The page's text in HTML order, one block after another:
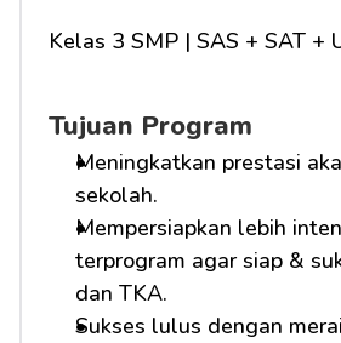
Kelas 3 SMP | SAS + SAT +
Tujuan Program
Meningkatkan prestasi
sekolah.
Mempersiapkan lebih
terprogram agar siap &
dan TKA.
Sukses lulus dengan